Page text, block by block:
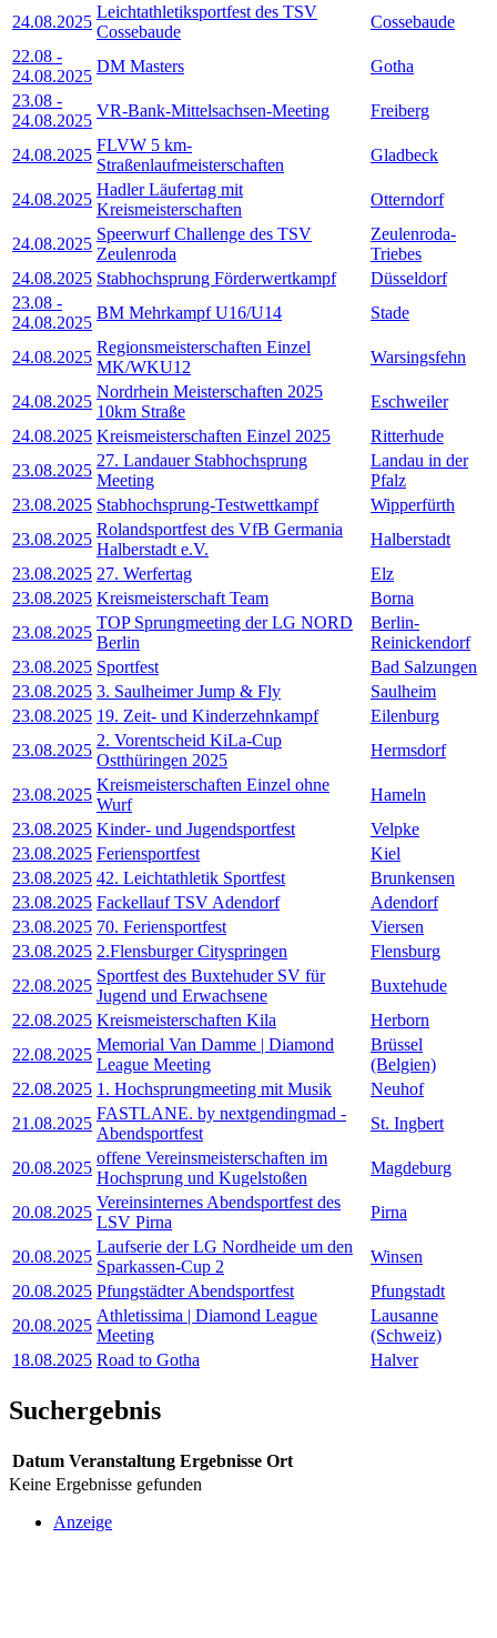
24.08.2025
Leichtathletiksportfest des TSV
Cossebaude
Cossebaude
22.08 -
24.08.2025
DM Masters
Gotha
23.08 -
24.08.2025
VR-Bank-Mittelsachsen-Meeting Freiberg
24.08.2025
FLVW 5 km-
Straßenlaufmeisterschaften
Gladbeck
24.08.2025
Hadler Läufertag mit
Kreismeisterschaften
Otterndorf
24.08.2025
Speerwurf Challenge des TSV
Zeulenroda
Zeulenroda-
Triebes
24.08.2025 Stabhochsprung Förderwertkampf
Düsseldorf
23.08 -
24.08.2025
BM Mehrkampf U16/U14 Stade
24.08.2025
Regionsmeisterschaften Einzel
MK/WKU12
Warsingsfehn
24.08.2025
Nordrhein Meisterschaften 2025
10km Straße
Eschweiler
24.08.2025 Kreismeisterschaften Einzel 2025
Ritterhude
23.08.2025
27. Landauer Stabhochsprung
Meeting
Landau in der
Pfalz
23.08.2025 Stabhochsprung-Testwettkampf
Wipperfürth
23.08.2025
Rolandsportfest des VfB Germania
Halberstadt e.V.
Halberstadt
23.08.2025 27. Werfertag
Elz
23.08.2025 Kreismeisterschaft Team
Borna
23.08.2025
TOP Sprungmeeting der LG NORD
Berlin
Berlin-
Reinickendorf
23.08.2025 Sportfest
Bad Salzungen
23.08.2025 3. Saulheimer Jump & Fly
Saulheim
23.08.2025 19. Zeit- und Kinderzehnkampf
Eilenburg
23.08.2025
2. Vorentscheid KiLa-Cup
Ostthüringen 2025
Hermsdorf
23.08.2025
Kreismeisterschaften Einzel ohne
Wurf
Hameln
23.08.2025 Kinder- und Jugendsportfest
Velpke
23.08.2025 Feriensportfest
Kiel
23.08.2025 42. Leichtathletik Sportfest
Brunkensen
23.08.2025 Fackellauf TSV Adendorf
Adendorf
23.08.2025 70. Feriensportfest
Viersen
23.08.2025 2.Flensburger Cityspringen
Flensburg
22.08.2025
Sportfest des Buxtehuder SV für
Jugend und Erwachsene
Buxtehude
22.08.2025 Kreismeisterschaften Kila
Herborn
22.08.2025
Memorial Van Damme | Diamond
League Meeting
Brüssel
(Belgien)
22.08.2025 1. Hochsprungmeeting mit Musik
Neuhof
21.08.2025
FASTLANE. by nextgendingmad -
Abendsportfest
St. Ingbert
20.08.2025
offene Vereinsmeisterschaften im
Hochsprung und Kugelstoßen
Magdeburg
20.08.2025
Vereinsinternes Abendsportfest des
LSV Pirna
Pirna
20.08.2025
Laufserie der LG Nordheide um den
Sparkassen-Cup 2
Winsen
20.08.2025 Pfungstädter Abendsportfest
Pfungstadt
20.08.2025
Athletissima | Diamond League
Meeting
Lausanne
(Schweiz)
18.08.2025 Road to Gotha Halver
Suchergebnis
Datum Veranstaltung Ergebnisse Ort
Keine Ergebnisse gefunden
Anzeige